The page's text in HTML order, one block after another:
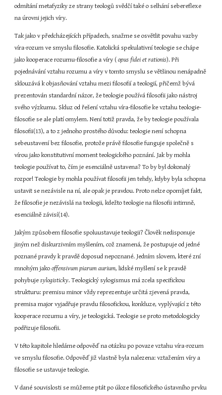
odmítání metafyziky ze strany teologů svědčí také o selhání sebereflexe
na úrovni jejich víry.
Tak jako v předcházejících případech, snažme se osvětlit povahu vazby
víra-rozum ve smyslu filosofie. Katolická spekulativní teologie se chápe
jako kooperace rozumu-filosofie a víry ( opus fidei et rationis). Při
pojednávání vztahu rozumu a víry v tomto smyslu se většinou nenápadně
sklouzává k objasňování vztahu mezi filosofií a teologií, přičemž bývá
prezentován standardní názor, že teologie používá filosofii jako nástroj
svého výzkumu. Skluz od řešení vztahu víra-filosofie ke vztahu teologie-
filosofie se ale platí omylem. Není totiž pravda, že by teologie používala
filosofii(13), a to z jednoho prostého důvodu: teologie není schopna
sebeustavení bez filosofie, protože právě filosofie funguje společně s
vírou jako konstitutivní moment teologického poznání. Jak by mohla
teologie používat to, čím je esenciálně ustavena? To by byl dokonalý
rozpor! Teologie by mohla používat filosofii jen tehdy, kdyby byla schopna
ustavit se nezávisle na ní, ale opak je pravdou. Proto nelze opomíjet fakt,
že filosofie je nezávislá na teologii, kdežto teologie na filosofii intimně,
esenciálně závisí(14).
Jakým způsobem filosofie spoluustavuje teologii? Člověk nedisponuje
jiným než diskurzivním myšlením, což znamená, že postupuje od jedné
poznané pravdy k pravdě doposud nepoznané. Jedním slovem, které zní
mnohým jako offensivum piarum aurium, lidské myšlení se k pravdě
pohybuje sylogisticky. Teologický sylogismus má zcela specifickou
strukturu: premisu minor vždy reprezentuje určitá zjevená pravda,
premisa major vyjadřuje pravdu filosofickou, konkluze, vyplývající z této
kooperace rozumu a víry, je teologická. Teologie se proto metodologicky
podřizuje filosofii.
V této kapitole hledáme odpověď na otázku po povaze vztahu víra-rozum
ve smyslu filosofie. Odpověď již vlastně byla nalezena: vztažením víry a
filosofie se ustavuje teologie.
V dané souvislosti se můžeme ptát po úloze filosofického ústavního prvku